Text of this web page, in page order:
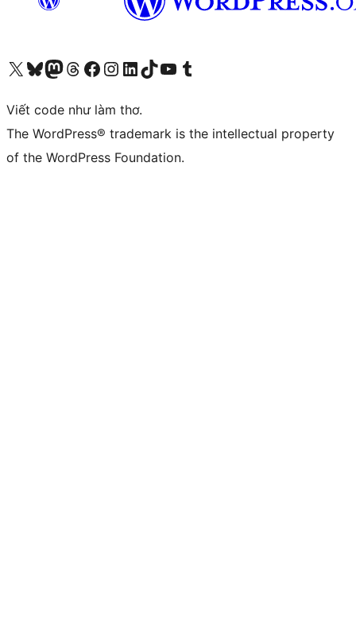
Truy cập tài khoản X (trước đây là Twitter) của chúng tôiVisit our Bluesky account
Visit our Mastodon account
Visit our Threads account
Xem trang Facebook của chúng tôiTruy cập tài khoản Instagram của chúng tôiTruy cập tài khoản LinkedIn của chúng tôiVisit our TikTok account
Truy cập kênh YouTube của chúng tôi Visit our Tumblr account
Viết code như làm thơ.
The WordPress® trademark is the intellectual property
of the WordPress Foundation.